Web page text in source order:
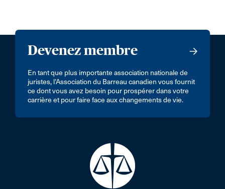
Devenez membre
En tant que plus importante association nationale de
juristes, l’Association du Barreau canadien vous fournit
ce dont vous avez besoin pour prospérer dans votre
carrière et pour faire face aux changements de vie.